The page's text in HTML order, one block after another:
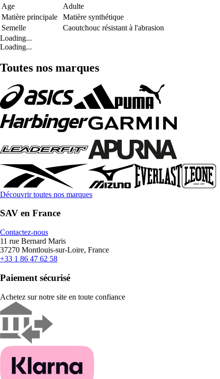
Age
Adulte
Matière principale
Matière synthétique
Semelle
Caoutchouc résistant à l'abrasion
Loading...
Loading...
Toutes nos marques
Découvrir toutes nos marques
SAV en France
Contactez-nous
11 rue Bernard Maris
37270 Montlouis-sur-Loire, France
+33 1 86 47 62 58
Paiement sécurisé
Achetez sur notre site en toute confiance